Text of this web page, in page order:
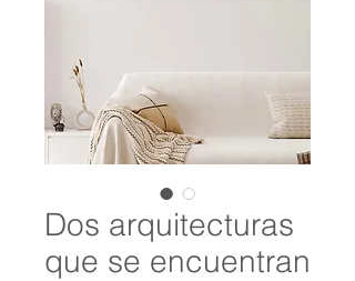
Dos arquitecturas
que se encuentran